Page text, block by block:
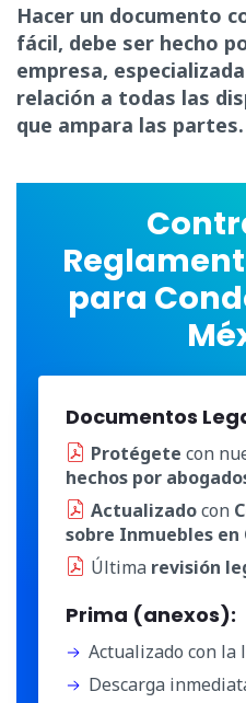
Hacer un documento
fácil, debe ser hecho
empresa,
relación a todas las
que ampara las partes.
para
Documentos
Protégete con
hechos por
Actualizadocon
sobre Inmuebles en
Última revisión
Prima (anexos):
Actualizado con la
Descarga